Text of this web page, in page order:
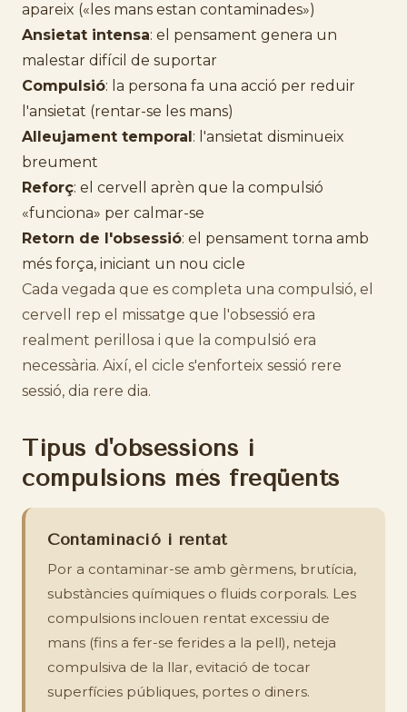
apareix («les mans estan contaminades»)
Ansietat intensa: el pensament genera un
malestar difícil de suportar
Compulsió: la persona fa una acció per reduir
l'ansietat (rentar-se les mans)
Alleujament temporal: l'ansietat disminueix
breument
Reforç: el cervell aprèn que la compulsió
«funciona» per calmar-se
Retorn de l'obsessió: el pensament torna amb
més força, iniciant un nou cicle
Cada vegada que es completa una compulsió, el
cervell rep el missatge que l'obsessió era
realment perillosa i que la compulsió era
necessària. Així, el cicle s'enforteix sessió rere
sessió, dia rere dia.
Tipus d'obsessions i
compulsions més freqüents
Contaminació i rentat
Por a contaminar-se amb gèrmens, brutícia,
substàncies químiques o fluids corporals. Les
compulsions inclouen rentat excessiu de
mans (fins a fer-se ferides a la pell), neteja
compulsiva de la llar, evitació de tocar
superfícies públiques, portes o diners.